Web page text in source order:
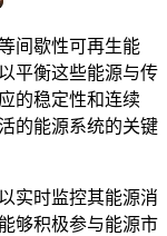
间歇性可再生能
平衡这些能源与传
的稳定性和连续
的能源系统的关键
实时监控其能源消
够积极参与能源市